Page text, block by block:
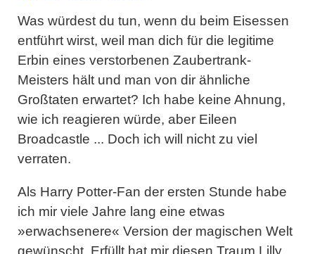
Was würdest du tun, wenn du beim Eisessen
entführt wirst, weil man dich für die legitime
Erbin eines verstorbenen Zaubertrank-
Meisters hält und man von dir ähnliche
Großtaten erwartet? Ich habe keine Ahnung,
wie ich reagieren würde, aber Eileen
Broadcastle ... Doch ich will nicht zu viel
verraten.
Als Harry Potter-Fan der ersten Stunde habe
ich mir viele Jahre lang eine etwas
»erwachsenere« Version der magischen Welt
gewünscht. Erfüllt hat mir diesen Traum Lilly